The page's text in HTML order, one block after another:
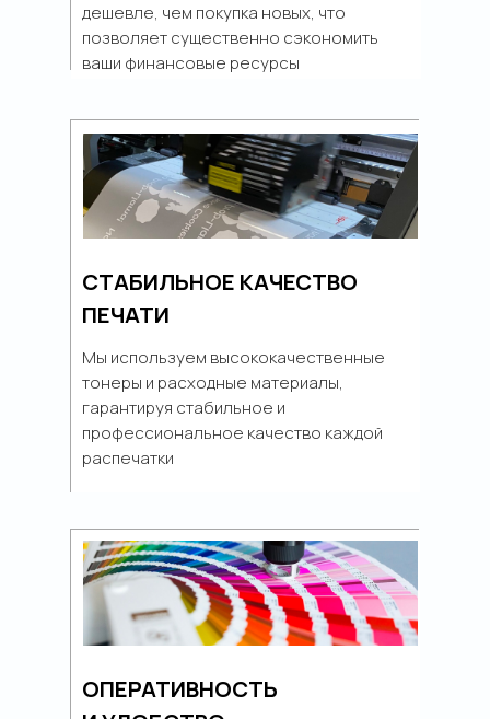
СТАБИЛЬНОЕ КАЧЕСТВО
ПЕЧАТИ
дешевле, чем покупка новых, что
позволяет существенно сэкономить
ваши финансовые ресурсы
Мы используем высококачественные
тонеры и расходные материалы,
гарантируя стабильное и
профессиональное качество каждой
распечатки
ОПЕРАТИВНОСТЬ